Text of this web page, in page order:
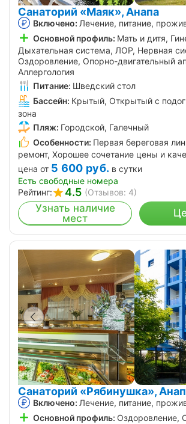
Санаторий «Маяк», Анапа
Включено: Лечение, питание,
Основной профиль: Мать и дитя,
Дыхательная система, ЛОР, Нервная
Оздоровление, Опорно-двигательный
Аллергология
Питание: Шведский стол
Бассейн: Крытый, Открытый с
зона
Пляж: Городской, Галечный
Особенности: Первая береговая
ремонт, Хорошее сочетание цены и
цена от 5 600 руб. в сутки
Есть свободные номера
Рейтинг:
4.5 (Отзывов: 4)
Узнать наличие
мест
Санаторий «Рябинушка»,
Включено: Лечение, питание,
Основной профиль: Оздоровление,